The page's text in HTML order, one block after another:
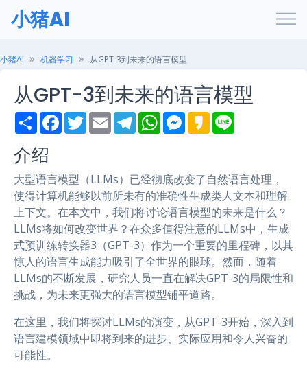
小猪AI
小猪AI 机器学习 从GPT-3到未来的语言模型
从GPT-3到未来的语言模型
S
h
r
e
F
a
o
o
k
T
w
e
r
E
m
T
e
r
a
m
W
h
A
p
p
M
e
n
g
e
r
K
a
介绍
大型语言模型（LLMs）已经彻底改变了自然语言处理，
使得计算机能够以前所未有的准确性生成类人文本和理解
上下文。在本文中，我们将讨论语言模型的未来是什么？
LLMs将如何改变世界？在众多值得注意的LLMs中，生成
式预训练转换器3（GPT-3）作为一个重要的里程碑，以其
惊人的语言生成能力吸引了全世界的眼球。然而，随着
LLMs的不断发展，研究人员一直在解决GPT-3的局限性和
挑战，为未来更强大的语言模型铺平道路。
在这里，我们将探讨LLMs的演变，从GPT-3开始，深入到
语言建模领域中即将到来的进步、实际应用和令人兴奋的
可能性。